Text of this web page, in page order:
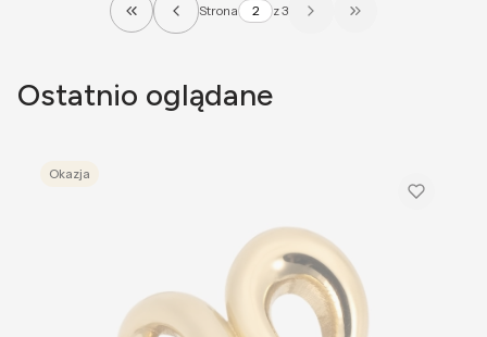
Wróć do pierwszej strony z produktami
Strona z 3 Przejdź do
Ostatnio oglądane
Okazja